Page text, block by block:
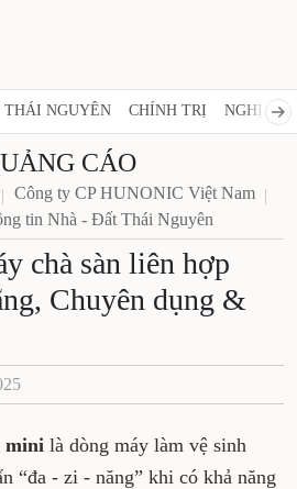
THÁI NGUYÊN CHÍNH TRỊ NGHỊ
CÁO
Công ty CP HUNONIC Việt Nam
tin Nhà - Đất Thái Nguyên
chà sàn liên hợp
Chuyên dụng &
mini là dòng máy làm vệ sinh
“đa - zi - năng” khi có khả năng